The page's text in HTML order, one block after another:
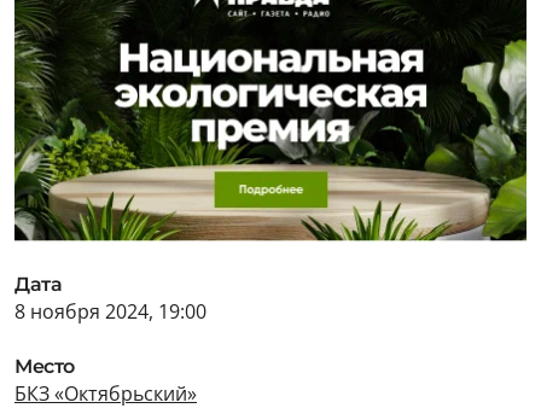
Дата
8 ноября 2024, 19:00
Место
БКЗ «Октябрьский»